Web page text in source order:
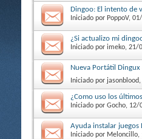
Dingoo: El intento de
Iniciado por PoppoV,
¿Si actualizo mi
Iniciado por imeko, 21/
Nueva Portátil
Iniciado por jasonblood
¿Como uso los
Iniciado por Gocho, 12/
Ayuda instalar juegos
Iniciado por Meloncillo,